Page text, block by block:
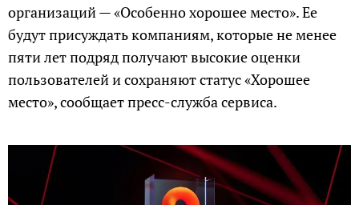
организаций — «Особенно хорошее место». Ее
будут присуждать компаниям, которые не менее
пяти лет подряд получают высокие оценки
пользователей и сохраняют статус «Хорошее
место», сообщает пресс-служба сервиса.